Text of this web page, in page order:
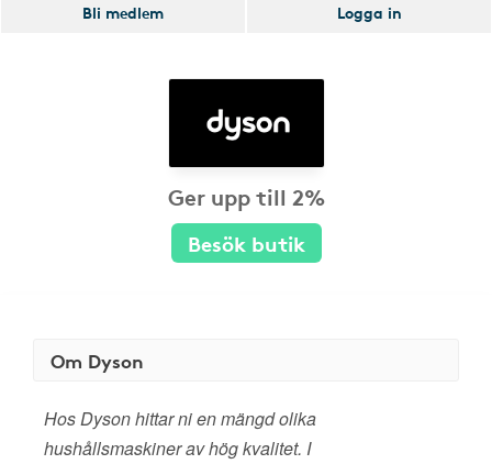
Bli medlem
Logga in
Ger upp till 2%
Besök butik
Om Dyson
Hos Dyson hittar ni en mängd olika
hushållsmaskiner av hög kvalitet. I